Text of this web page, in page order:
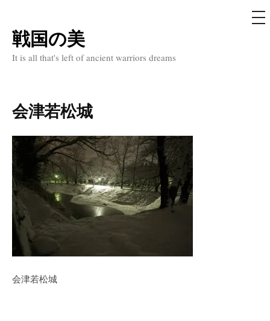
コ
ン
ツ
へ
ス
キ
ッ
プ
戦国の美
It is all that's left of ancient warriors dreams
メ
ニ
会津若松城
会津若松城